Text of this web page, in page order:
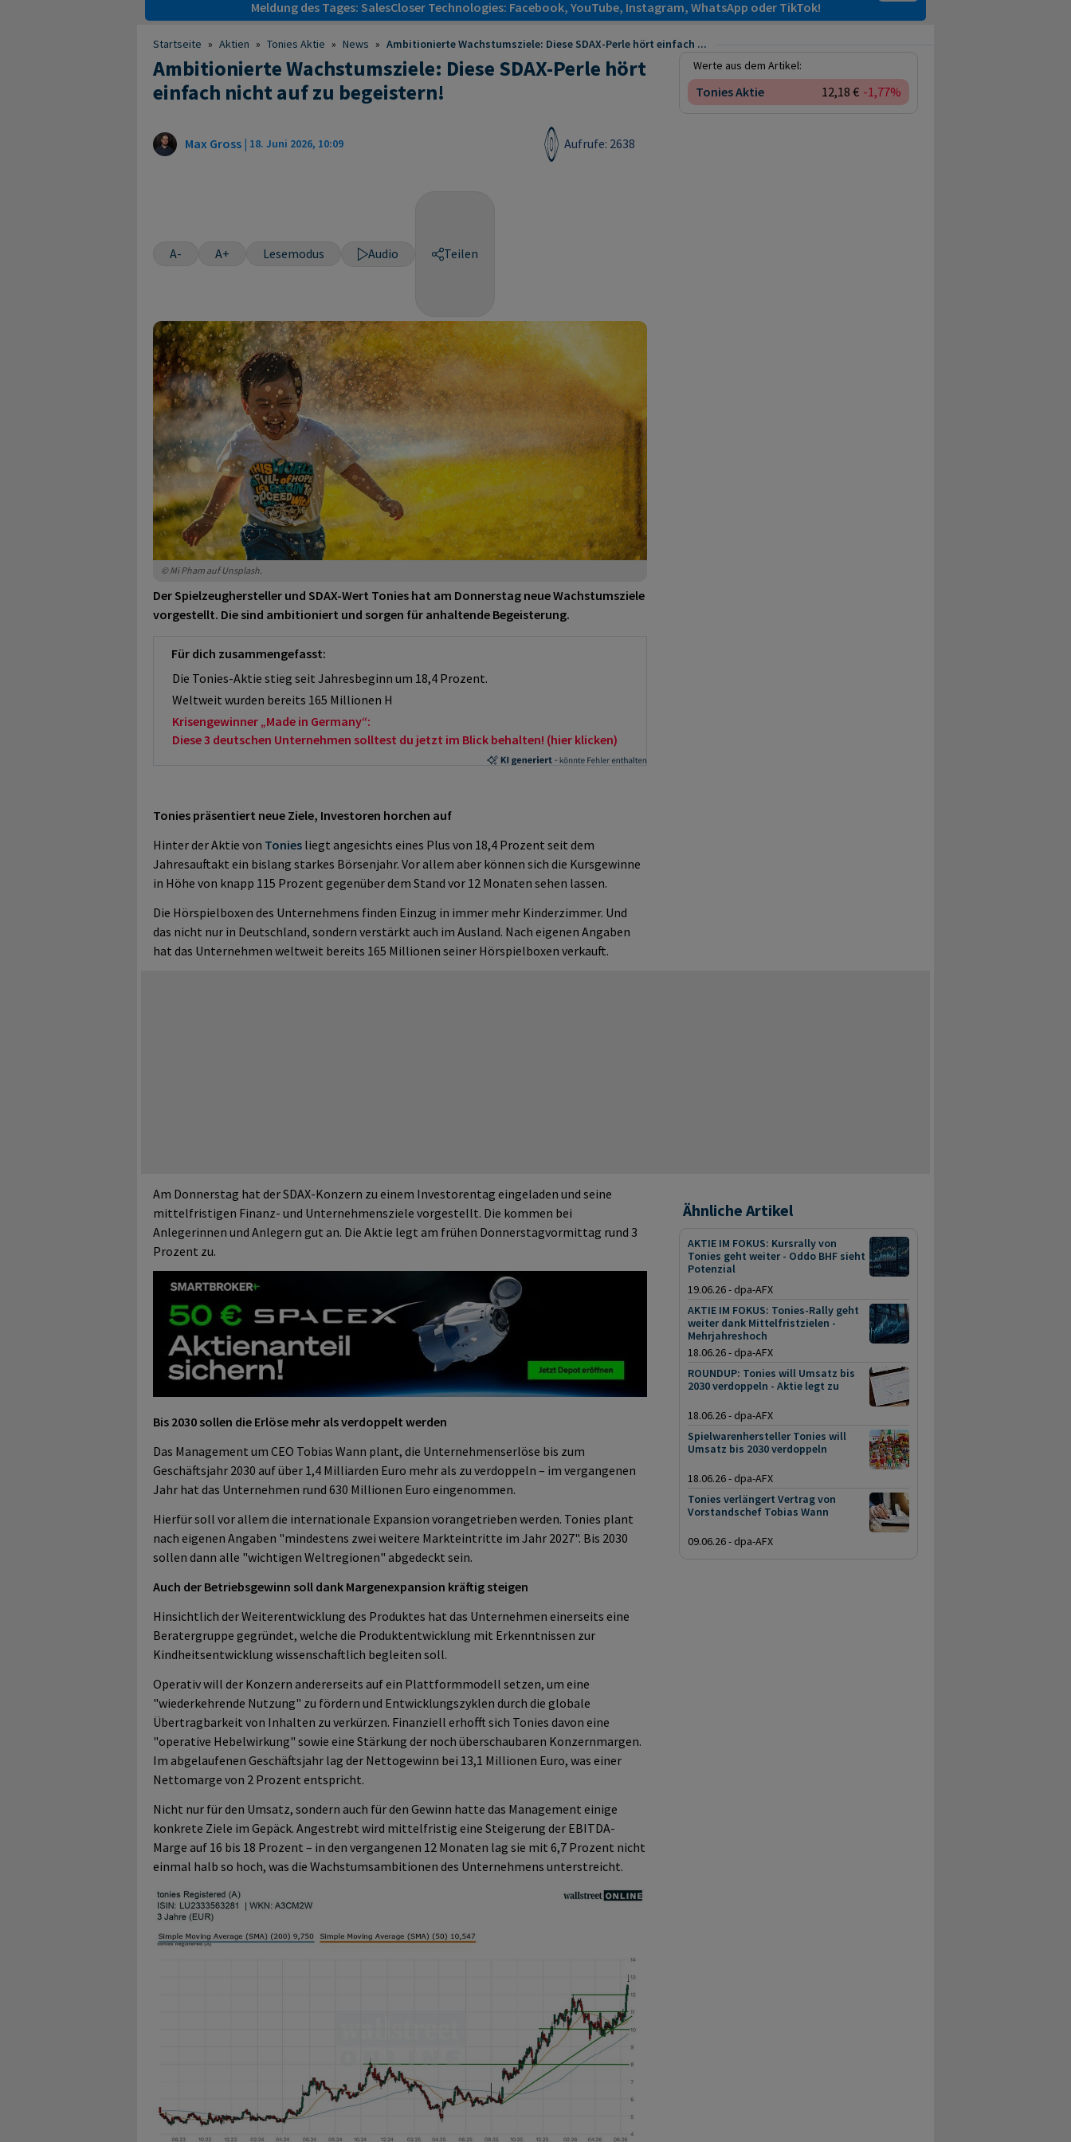
Meldung des Tages: SalesCloser Technologies: Facebook, YouTube, Instagram, WhatsApp oder TikTok!
Startseite » Aktien » Tonies Aktie » News » Ambitionierte Wachstumsziele: Diese SDAX-Perle hört einfach ...
Ambitionierte Wachstumsziele: Diese SDAX-Perle hört
einfach nicht auf zu begeistern!
Max Gross | 18. Juni 2026, 10:09 Aufrufe: 2638
A- A+ Lesemodus Audio Teilen
© Mi Pham auf Unsplash.
Der Spielzeughersteller und SDAX-Wert Tonies hat am Donnerstag neue Wachstumsziele
vorgestellt. Die sind ambitioniert und sorgen für anhaltende Begeisterung.
Für dich zusammengefasst:
Die Tonies-Aktie stieg seit Jahresbeginn um 18,4 Prozent.
Weltweit wurden bereits 165 Millionen H
Krisengewinner „Made in Germany“:
Diese 3 deutschen Unternehmen solltest du jetzt im Blick behalten! (hier klicken)
Tonies präsentiert neue Ziele, Investoren horchen auf
Hinter der Aktie von Tonies liegt angesichts eines Plus von 18,4 Prozent seit dem
Jahresauftakt ein bislang starkes Börsenjahr. Vor allem aber können sich die Kursgewinne
in Höhe von knapp 115 Prozent gegenüber dem Stand vor 12 Monaten sehen lassen.
Die Hörspielboxen des Unternehmens finden Einzug in immer mehr Kinderzimmer. Und
das nicht nur in Deutschland, sondern verstärkt auch im Ausland. Nach eigenen Angaben
hat das Unternehmen weltweit bereits 165 Millionen seiner Hörspielboxen verkauft.
Werte aus dem Artikel:
Tonies Aktie 12,18 € -1,77%
Am Donnerstag hat der SDAX-Konzern zu einem Investorentag eingeladen und seine
mittelfristigen Finanz- und Unternehmensziele vorgestellt. Die kommen bei
Anlegerinnen und Anlegern gut an. Die Aktie legt am frühen Donnerstagvormittag rund 3
Prozent zu.
Bis 2030 sollen die Erlöse mehr als verdoppelt werden
Das Management um CEO Tobias Wann plant, die Unternehmenserlöse bis zum
Geschäftsjahr 2030 auf über 1,4 Milliarden Euro mehr als zu verdoppeln – im vergangenen
Jahr hat das Unternehmen rund 630 Millionen Euro eingenommen.
Hierfür soll vor allem die internationale Expansion vorangetrieben werden. Tonies plant
nach eigenen Angaben "mindestens zwei weitere Markteintritte im Jahr 2027". Bis 2030
sollen dann alle "wichtigen Weltregionen" abgedeckt sein.
Auch der Betriebsgewinn soll dank Margenexpansion kräftig steigen
Hinsichtlich der Weiterentwicklung des Produktes hat das Unternehmen einerseits eine
Beratergruppe gegründet, welche die Produktentwicklung mit Erkenntnissen zur
Kindheitsentwicklung wissenschaftlich begleiten soll.
Operativ will der Konzern andererseits auf ein Plattformmodell setzen, um eine
"wiederkehrende Nutzung" zu fördern und Entwicklungszyklen durch die globale
Übertragbarkeit von Inhalten zu verkürzen. Finanziell erhofft sich Tonies davon eine
"operative Hebelwirkung" sowie eine Stärkung der noch überschaubaren Konzernmargen.
Im abgelaufenen Geschäftsjahr lag der Nettogewinn bei 13,1 Millionen Euro, was einer
Nettomarge von 2 Prozent entspricht.
Nicht nur für den Umsatz, sondern auch für den Gewinn hatte das Management einige
konkrete Ziele im Gepäck. Angestrebt wird mittelfristig eine Steigerung der EBITDA-
Marge auf 16 bis 18 Prozent – in den vergangenen 12 Monaten lag sie mit 6,7 Prozent nicht
einmal halb so hoch, was die Wachstumsambitionen des Unternehmens unterstreicht.
Ähnliche Artikel
AKTIE IM FOKUS: Kursrally von
Tonies geht weiter - Oddo BHF sieht
Potenzial
19.06.26 - dpa-AFX
AKTIE IM FOKUS: Tonies-Rally geht
weiter dank Mittelfristzielen -
Mehrjahreshoch
18.06.26 - dpa-AFX
ROUNDUP: Tonies will Umsatz bis
2030 verdoppeln - Aktie legt zu
18.06.26 - dpa-AFX
Spielwarenhersteller Tonies will
Umsatz bis 2030 verdoppeln
18.06.26 - dpa-AFX
Tonies verlängert Vertrag von
Vorstandschef Tobias Wann
09.06.26 - dpa-AFX